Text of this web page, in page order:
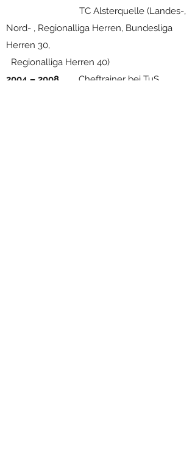
TC Alsterquelle (Landes-,
Nord- , Regionalliga Herren, Bundesliga
Herren 30,
Regionalliga Herren 40)
2004 – 2008 Cheftrainer bei TuS